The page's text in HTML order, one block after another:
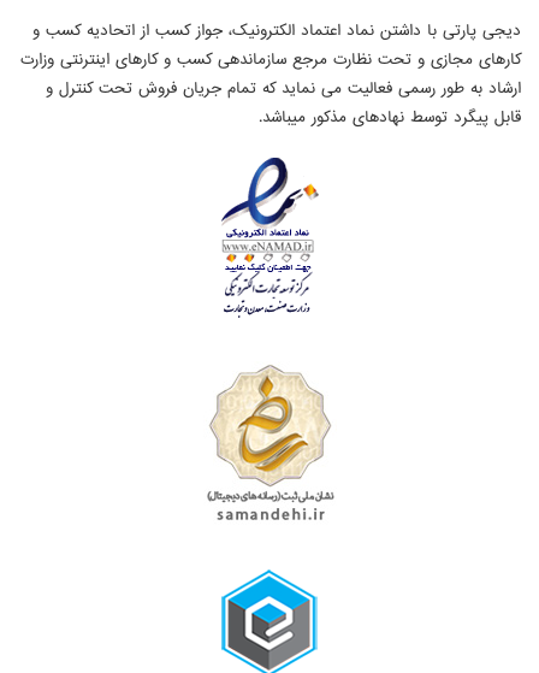
دیجی پارتی با داشتن نماد اعتماد الکترونیک، جواز کسب از اتحادیه کسب و
کارهای مجازی و تحت نظارت مرجع سازماندهی کسب و کارهای اینترنتی وزارت
ارشاد به طور رسمی فعالیت می نماید که تمام جریان فروش تحت کنترل و
قابل پیگرد توسط نهادهای مذکور میباشد.